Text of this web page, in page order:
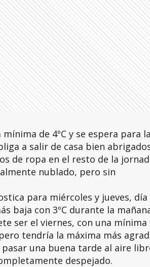
de 4ºC y se espera para
a salir de casa bien
de ropa en el resto de la
nublado, pero sin
para miércoles y jueves, día
baja con 3ºC durante la
ser el viernes, con una
tendría la máxima más
una buena tarde al aire
despejado.